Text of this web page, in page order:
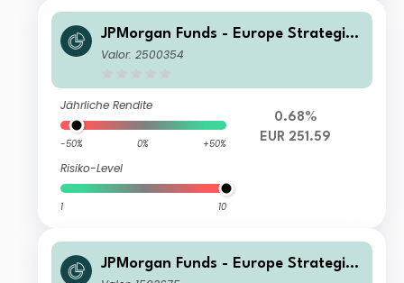
JPMorgan Funds - Europe Strategic
Value Fund I (acc) EUR
Valor: 2500354
Jährliche Rendite
-50% 0% +50%
Risiko-Level
1 10
0.68%
EUR 251.59
JPMorgan Funds - Europe Strategic